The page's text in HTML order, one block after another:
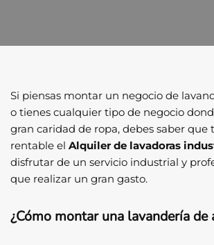
Si piensas montar un negocio de
o tienes cualquier tipo de negocio
gran caridad de ropa, debes saber que
rentable el Alquiler de lavadoras
disfrutar de un servicio industrial y
que realizar un gran gasto.
¿Cómo montar una lavandería de